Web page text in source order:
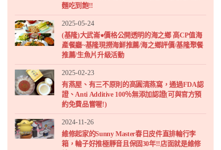
麵吃到飽!!
2025-05-24
(基隆)大武崙●價格公開透明的海之鄉 高CP值海
產餐廳~基隆現撈海鮮推薦/海之鄉評價/基隆聚餐
推薦/生魚片升級活動
2025-02-23
有燕屋、有三不原則的高圓清燕窩，通過FDA認
證、Anti Additive 100％無添加認證(可與官方預
約免費品嘗喔!)
2024-11-26
維修起家的Sunny Master春日皮件直排輪行李
箱，輪子好推極靜音且保固30年!!店面就是維修